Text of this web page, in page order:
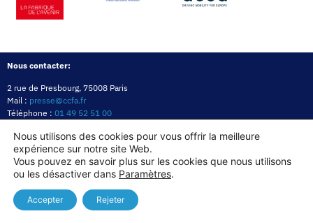
Nous contacter:
2 rue de Presbourg, 75008 Paris
Mail : presse@ccfa.fr
Téléphone : 01 49 52 51 00
Politique de confidentialitéMentions légales
Copyright© 2026
Nous utilisons des cookies pour vous offrir la meilleure
expérience sur notre site Web.
Vous pouvez en savoir plus sur les cookies que nous utilisons
ou les désactiver dans Paramètres.
Accepter Rejeter